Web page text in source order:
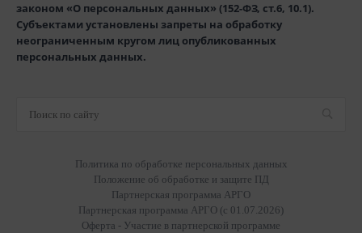
законом «О персональных данных» (152-ФЗ, ст.6, 10.1).
Субъектами установлены запреты на обработку
неограниченным кругом лиц опубликованных
персональных данных.
Политика по обработке персональных данных
Положение об обработке и защите ПД
Партнерская программа АРГО
Партнерская программа АРГО (с 01.07.2026)
Оферта - Участие в партнерской программе